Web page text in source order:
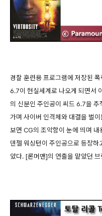
경찰 훈련용 프로그램에 저장된
6.7이 현실세계로 나오게 되면서
의 신분인 주인공이 씨드 6.7을
가며 사이버 인격체와 대결을 벌
보면 CG의 조악함이 눈에 띄며
덴젤 워싱턴이 주인공으로 등장
았다. [론머맨]의 연출을 맡았던